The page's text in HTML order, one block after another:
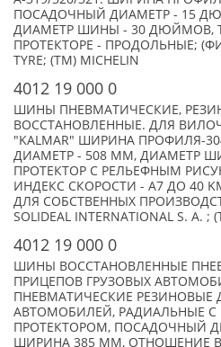
ПОСАДОЧНЫЙ ДИАМЕТР - 15
ДИАМЕТР ШИНЫ - 30 ДЮЙМОВ,
ПРОТЕКТОРЕ - ПРОДОЛЬНЫЕ;
TYRE; (TM) MICHELIN
4012 19 000 0
ШИНЫ ПНЕВМАТИЧЕСКИЕ,
ВОССТАНОВЛЕННЫЕ. ДЛЯ
"KALMAR" ШИРИНА ПРОФИЛЯ-
ДИАМЕТР - 508 ММ, ДИАМЕТР
ПРОТЕКТОР С РЕЛЬЕФНЫМ
ИНДЕКС СКОРОСТИ - A7 ДО 40
ДЛЯ СОБСТВЕННЫХ
SOLIDEAL INTERNATIONAL S. A.
4012 19 000 0
ШИНЫ ВОССТАНОВЛЕННЫЕ
ПРИЦЕПОВ ГРУЗОВЫХ
ПНЕВМАТИЧЕСКИЕ РЕЗИНОВЫЕ
АВТОМОБИЛЕЙ, РАДИАЛЬНЫЕ
ПРОТЕКТОРОМ, ПОСАДОЧНЫЙ
ШИРИНА 385 ММ, ОТНОШЕНИЕ